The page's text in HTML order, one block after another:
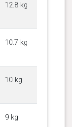
12.8 kg
10.7 kg
10 kg
9 kg